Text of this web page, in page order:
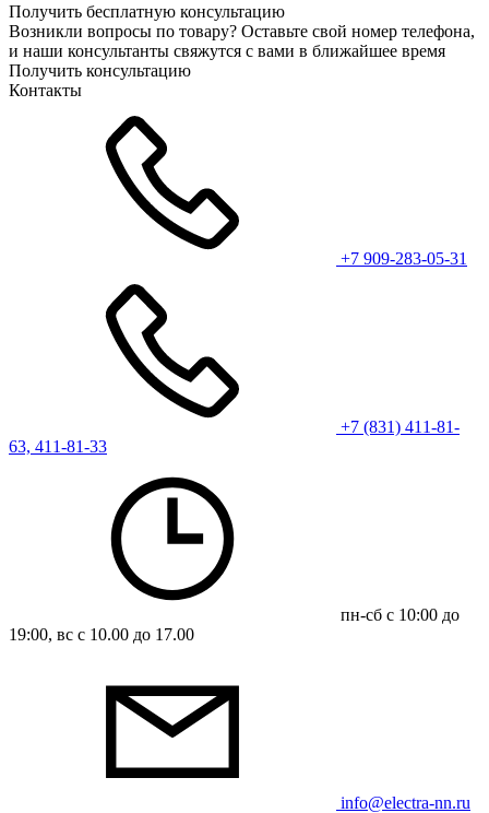
Получить бесплатную консультацию
Возникли вопросы по товару? Оставьте свой номер телефона,
и наши консультанты свяжутся с вами в ближайшее время
Получить консультацию
Контакты
+7 909-283-05-31
+7 (831) 411-81-
63, 411-81-33
пн-сб с 10:00 до
19:00, вс с 10.00 до 17.00
info@electra-nn.ru